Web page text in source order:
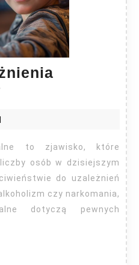
uzależnienia
behawioralne?
|
osób w dzisiejszym
do uzależnień
czy narkomania,
dotyczą pewnych